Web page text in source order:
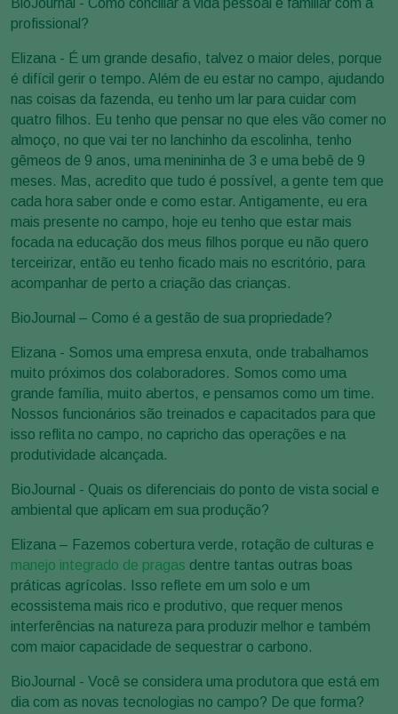
profissional?
Elizana - É um grande desafio, talvez o maior deles, porque
é difícil gerir o tempo. Além de eu estar no campo, ajudando
nas coisas da fazenda, eu tenho um lar para cuidar com
quatro filhos. Eu tenho que pensar no que eles vão comer no
almoço, no que vai ter no lanchinho da escolinha, tenho
gêmeos de 9 anos, uma menininha de 3 e uma bebê de 9
meses. Mas, acredito que tudo é possível, a gente tem que
cada hora saber onde e como estar. Antigamente, eu era
mais presente no campo, hoje eu tenho que estar mais
focada na educação dos meus filhos porque eu não quero
terceirizar, então eu tenho ficado mais no escritório, para
acompanhar de perto a criação das crianças.
BioJournal – Como é a gestão de sua propriedade?
Elizana - Somos uma empresa enxuta, onde trabalhamos
muito próximos dos colaboradores. Somos como uma
grande família, muito abertos, e pensamos como um time.
Nossos funcionários são treinados e capacitados para que
isso reflita no campo, no capricho das operações e na
produtividade alcançada.
BioJournal - Quais os diferenciais do ponto de vista social e
ambiental que aplicam em sua produção?
Elizana – Fazemos cobertura verde, rotação de culturas e
manejo integrado de pragas dentre tantas outras boas
práticas agrícolas. Isso reflete em um solo e um
ecossistema mais rico e produtivo, que requer menos
interferências na natureza para produzir melhor e também
com maior capacidade de sequestrar o carbono.
BioJournal - Você se considera uma produtora que está em
dia com as novas tecnologias no campo? De que forma?